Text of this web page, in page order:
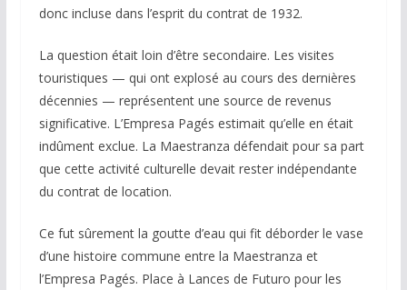
donc incluse dans l’esprit du contrat de 1932.
La question était loin d’être secondaire. Les visites
touristiques — qui ont explosé au cours des dernières
décennies — représentent une source de revenus
significative. L’Empresa Pagés estimait qu’elle en était
indûment exclue. La Maestranza défendait pour sa part
que cette activité culturelle devait rester indépendante
du contrat de location.
Ce fut sûrement la goutte d’eau qui fit déborder le vase
d’une histoire commune entre la Maestranza et
l’Empresa Pagés. Place à Lances de Futuro pour les